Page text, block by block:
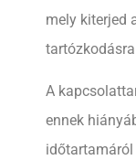
mely kiterjed
A
ennek